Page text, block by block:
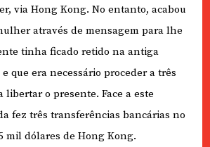
via Hong Kong. No entanto, acabou
através de mensagem para lhe
tinha ficado retido na antiga
que era necessário proceder a três
libertar o presente. Face a este
fez três transferências bancárias no
mil dólares de Hong Kong.